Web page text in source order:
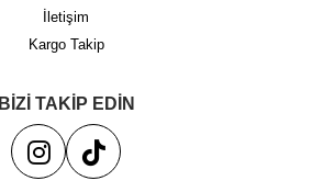
İletişim
Kargo Takip
BİZİ TAKİP EDİN